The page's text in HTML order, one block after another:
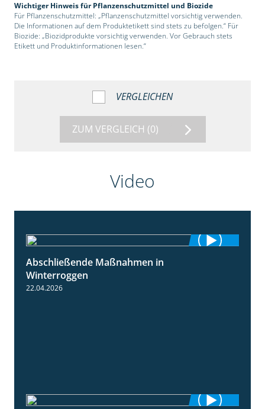
Wichtiger Hinweis für Pflanzenschutzmittel und Biozide
Für Pflanzenschutzmittel: „Pflanzenschutzmittel vorsichtig verwenden.
Die Informationen auf dem Produktetikett sind stets zu befolgen.“ Für
Biozide: „Biozidprodukte vorsichtig verwenden. Vor Gebrauch stets
Etikett und Produktinformationen lesen.“
VERGLEICHEN
ZUM VERGLEICH (0)
Video
Abschließende Maßnahmen in
Winterroggen
22.04.2026